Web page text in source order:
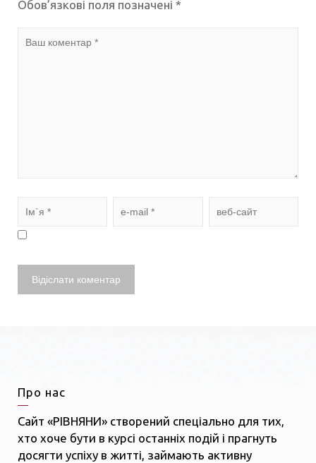
Обов’язкові поля позначені *
Про нас
Сайт «РІВНЯНИ» створений спеціально для тих,
хто хоче бути в курсі останніх подій і прагнуть
досягти успіху в житті, займають активну